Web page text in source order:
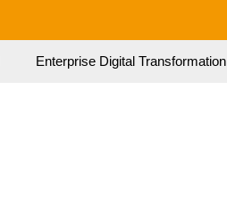
Enterprise Digital Transformation